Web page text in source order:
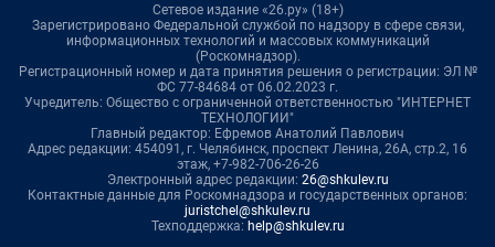
Сетевое издание «26.ру» (18+)
Зарегистрировано Федеральной службой по надзору в сфере связи,
информационных технологий и массовых коммуникаций
(Роскомнадзор).
Регистрационный номер и дата принятия решения о регистрации: ЭЛ №
ФС 77-84684 от 06.02.2023 г.
Учредитель: Общество с ограниченной ответственностью "ИНТЕРНЕТ
ТЕХНОЛОГИИ"
Главный редактор: Ефремов Анатолий Павлович
Адрес редакции: 454091, г. Челябинск, проспект Ленина, 26А, стр.2, 16
этаж, +7-982-706-26-26
Электронный адрес редакции: 26@shkulev.ru
Контактные данные для Роскомнадзора и государственных органов:
juristchel@shkulev.ru
Техподдержка: help@shkulev.ru